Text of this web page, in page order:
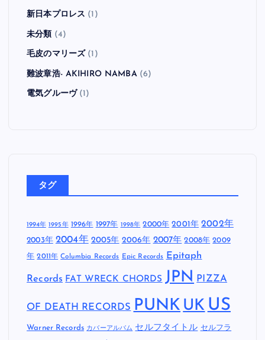
新日本プロレス (1)
未分類 (4)
毛皮のマリーズ (1)
難波章浩- AKIHIRO NAMBA(6)
電気グルーヴ(1)
タグ
1994年 1995年 1996年 1997年 1998年 2000年 2001年 2002年
2003年 2004年 2005年 2006年 2007年 2008年 2009
年 2011年 Columbia Records Epic Records Epitaph
Records FAT WRECK CHORDS JPN PIZZA
OF DEATH RECORDS PUNK UK US
Warner Records カバーアルバム セルフタイトル セルフラ